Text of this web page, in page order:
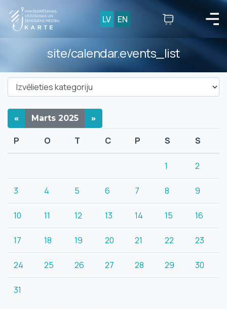
LV EN
site/calendar.events_list
« Marts 2025 »
P O T C P S S
1 2
3 4 5 6 7 8 9
10 11 12 13 14 15 16
17 18 19 20 21 22 23
24 25 26 27 28 29 30
31